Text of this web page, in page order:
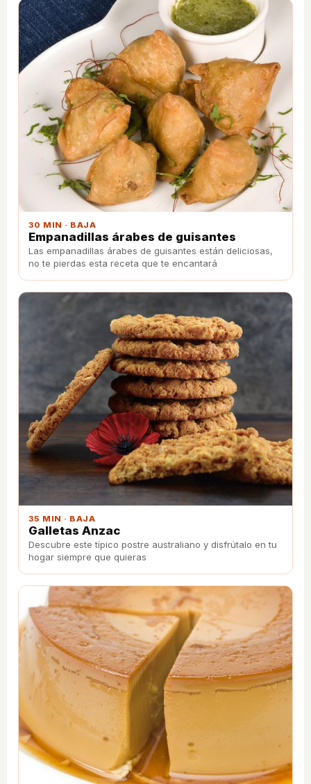
30 MIN · BAJA
Empanadillas árabes de guisantes
Las empanadillas árabes de guisantes están deliciosas,
no te pierdas esta receta que te encantará
35 MIN · BAJA
Galletas Anzac
Descubre este típico postre australiano y disfrútalo en tu
hogar siempre que quieras